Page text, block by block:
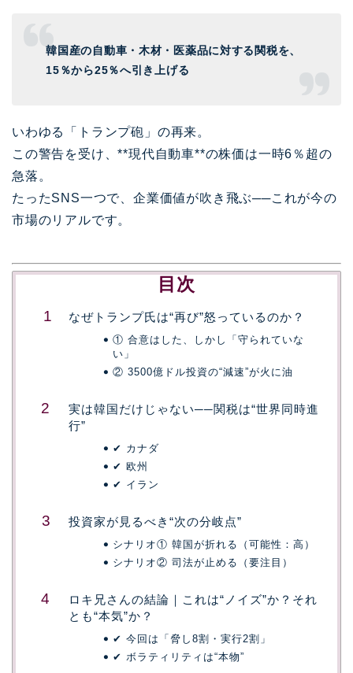
韓国産の自動車・木材・医薬品に対する関税を、
15％から25％へ引き上げる
いわゆる「トランプ砲」の再来。
この警告を受け、**現代自動車**の株価は一時6％超の
急落。
たったSNS一つで、企業価値が吹き飛ぶ──これが今の
市場のリアルです。
目次
なぜトランプ氏は“再び”怒っているのか？
① 合意はした、しかし「守られていな
い」
② 3500億ドル投資の“減速”が火に油
実は韓国だけじゃない──関税は“世界同時進
行”
✔ カナダ
✔ 欧州
✔ イラン
投資家が見るべき“次の分岐点”
シナリオ① 韓国が折れる（可能性：高）
シナリオ② 司法が止める（要注目）
ロキ兄さんの結論｜これは“ノイズ”か？それ
とも“本気”か？
✔ 今回は「脅し8割・実行2割」
✔ ボラティリティは“本物”